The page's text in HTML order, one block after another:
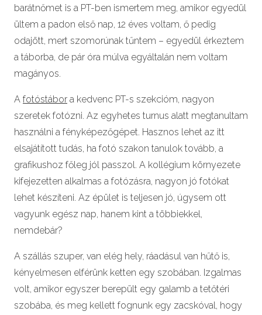
barátnőmet is a PT-ben ismertem meg, amikor egyedül
ültem a padon első nap, 12 éves voltam, ő pedig
odajött, mert szomorúnak tűntem – egyedül érkeztem
a táborba, de pár óra múlva egyáltalán nem voltam
magányos.
A fotóstábor a kedvenc PT-s szekcióm, nagyon
szeretek fotózni. Az egyhetes turnus alatt megtanultam
használni a fényképezőgépet. Hasznos lehet az itt
elsajátított tudás, ha fotó szakon tanulok tovább, a
grafikushoz főleg jól passzol. A kollégium környezete
kifejezetten alkalmas a fotózásra, nagyon jó fotókat
lehet készíteni. Az épület is teljesen jó, úgysem ott
vagyunk egész nap, hanem kint a többiekkel,
nemdebár?
A szállás szuper, van elég hely, ráadásul van hűtő is,
kényelmesen elférünk ketten egy szobában. Izgalmas
volt, amikor egyszer berepült egy galamb a tetőtéri
szobába, és meg kellett fognunk egy zacskóval, hogy